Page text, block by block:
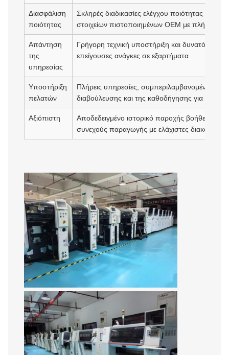
Διασφάλιση
ποιότητας
Σκληρές διαδικασίες ελέγχου ποιότητας με
στοιχείων πιστοποιημένων OEM με πλήρη
Απάντηση
της
υπηρεσίας
Γρήγορη τεχνική υποστήριξη και δυνατότητες
επείγουσες ανάγκες σε εξαρτήματα
Υποστήριξη
πελατών
Πλήρεις υπηρεσίες, συμπεριλαμβανομένης της
διαβούλευσης και της καθοδήγησης για τη
Αξιόπιστη
Αποδεδειγμένο ιστορικό παροχής βοήθειας
συνεχούς παραγωγής με ελάχιστες διακοπές